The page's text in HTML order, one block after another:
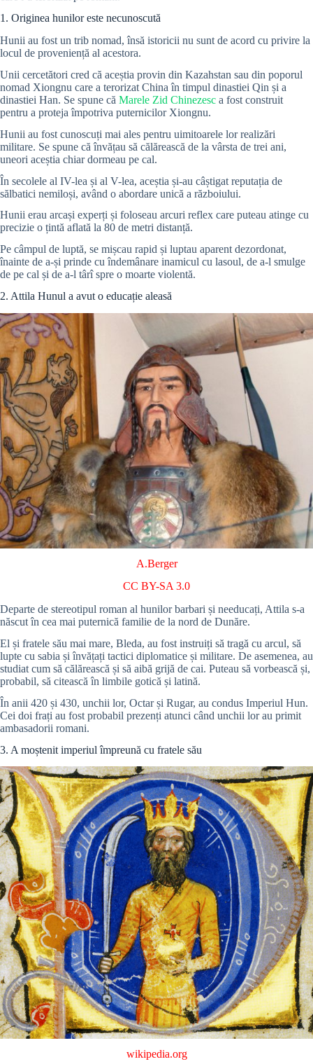
1. Originea hunilor este necunoscută
Hunii au fost un trib nomad, însă istoricii nu sunt de acord cu privire la
locul de proveniență al acestora.
Unii cercetători cred că aceștia provin din Kazahstan sau din poporul
nomad Xiongnu care a terorizat China în timpul dinastiei Qin și a
dinastiei Han. Se spune că Marele Zid Chinezesc a fost construit
pentru a proteja împotriva puternicilor Xiongnu.
Hunii au fost cunoscuți mai ales pentru uimitoarele lor realizări
militare. Se spune că învățau să călărească de la vârsta de trei ani,
uneori aceștia chiar dormeau pe cal.
În secolele al IV-lea și al V-lea, aceștia și-au câștigat reputația de
sălbatici nemiloși, având o abordare unică a războiului.
Hunii erau arcași experți și foloseau arcuri reflex care puteau atinge cu
precizie o țintă aflată la 80 de metri distanță.
Pe câmpul de luptă, se mișcau rapid și luptau aparent dezordonat,
înainte de a-și prinde cu îndemânare inamicul cu lasoul, de a-l smulge
de pe cal și de a-l târî spre o moarte violentă.
2. Attila Hunul a avut o educație aleasă
A.Berger
CC BY-SA 3.0
Departe de stereotipul roman al hunilor barbari și needucați, Attila s-a
născut în cea mai puternică familie de la nord de Dunăre.
El și fratele său mai mare, Bleda, au fost instruiți să tragă cu arcul, să
lupte cu sabia și învățați tactici diplomatice și militare. De asemenea, au
studiat cum să călărească și să aibă grijă de cai. Puteau să vorbească și,
probabil, să citească în limbile gotică și latină.
În anii 420 și 430, unchii lor, Octar și Rugar, au condus Imperiul Hun.
Cei doi frați au fost probabil prezenți atunci când unchii lor au primit
ambasadorii romani.
3. A moștenit imperiul împreună cu fratele său
wikipedia.org